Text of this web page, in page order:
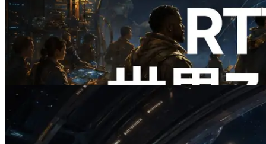
ERPC、Solana Leader Slot APIを世界7
リージョンのping計測に拡張—
Validators Information APIも公開
この記事を読む